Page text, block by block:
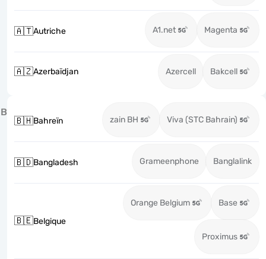
🇦🇹Autriche A1.net Magenta
🇦🇿Azerbaïdjan Azercell Bakcell
B
🇧🇭Bahreïn zain BH Viva (STC Bahrain)
🇧🇩Bangladesh Grameenphone Banglalink
🇧🇪Belgique
Orange Belgium Base
Proximus